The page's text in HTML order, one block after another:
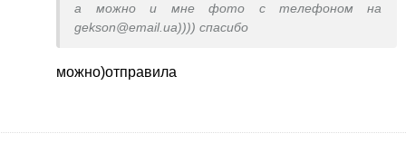
а можно и мне фото с телефоном на
gekson@email.ua)))) спасибо
можно)отправила